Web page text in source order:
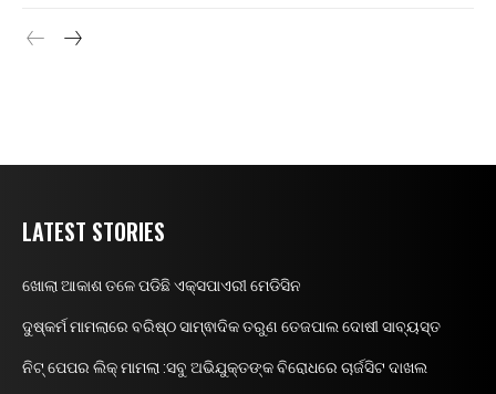
LATEST STORIES
ଖୋଲା ଆକାଶ ତଳେ ପଡିଛି ଏକ୍ସପାଏରୀ ମେଡିସିନ
ଦୁଷ୍କର୍ମ ମାମଲାରେ ବରିଷ୍ଠ ସାମ୍ଵାଦିକ ତରୁଣ ତେଜପାଲ ଦୋଷୀ ସାବ୍ୟସ୍ତ
ନିଟ୍ ପେପର ଲିକ୍ ମାମଲା :ସବୁ ଅଭିଯୁକ୍ତଙ୍କ ବିରୋଧରେ ଚାର୍ଜସିଟ ଦାଖଲ